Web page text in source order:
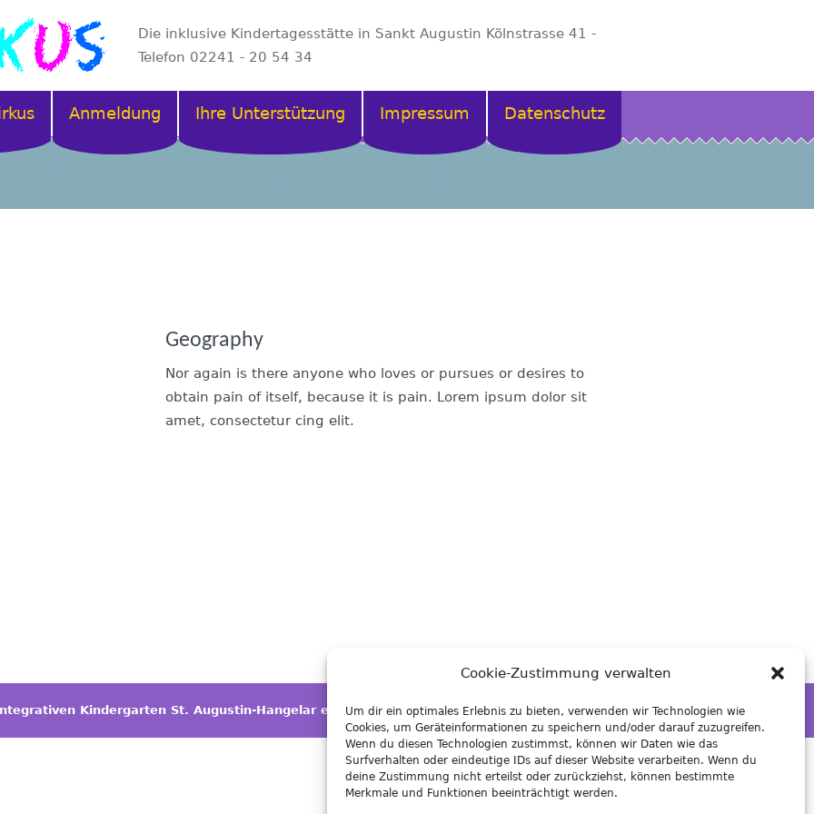
Cookie-Zustimmung verwalten
Um dir ein optimales Erlebnis zu bieten, verwenden wir Technologien wie
Cookies, um Geräteinformationen zu speichern und/oder darauf zuzugreifen.
Wenn du diesen Technologien zustimmst, können wir Daten wie das
Surfverhalten oder eindeutige IDs auf dieser Website verarbeiten. Wenn du
deine Zustimmung nicht erteilst oder zurückziehst, können bestimmte
Merkmale und Funktionen beeinträchtigt werden.
Die inklusive Kindertagesstätte in Sankt Augustin Kölnstrasse 41 -
Telefon 02241 - 20 54 34
Anmeldung Ihre Unterstützung Impressum Datenschutz
Geography
Nor again is there anyone who loves or pursues or desires to
obtain pain of itself, because it is pain. Lorem ipsum dolor sit
amet, consectetur cing elit.
Kindergarten St. Augustin-Hangelar e.V.